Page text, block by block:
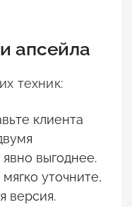
апсейла
техник:
клиента
выгоднее.
уточните,
версия.